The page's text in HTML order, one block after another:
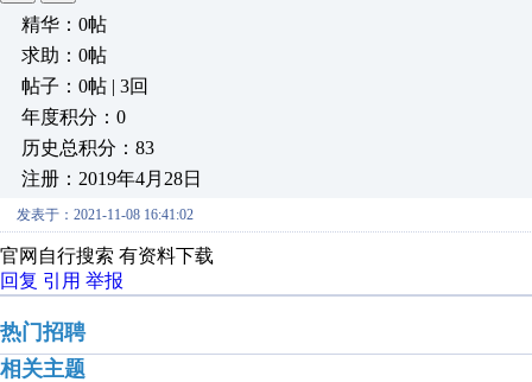
精华：0帖
求助：0帖
帖子：0帖 | 3回
年度积分：0
历史总积分：83
注册：2019年4月28日
发表于：2021-11-08 16:41:02
官网自行搜索 有资料下载
回复 引用 举报
热门招聘
相关主题